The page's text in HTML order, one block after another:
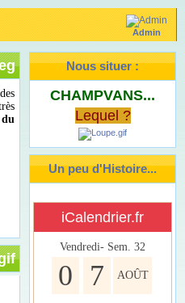
Admin
Nous situer :
CHAMPVANS...
Lequel ?
Un peu d'Histoire...
iCalendrier.fr
Vendredi- Sem. 32
0 7 AOÛT